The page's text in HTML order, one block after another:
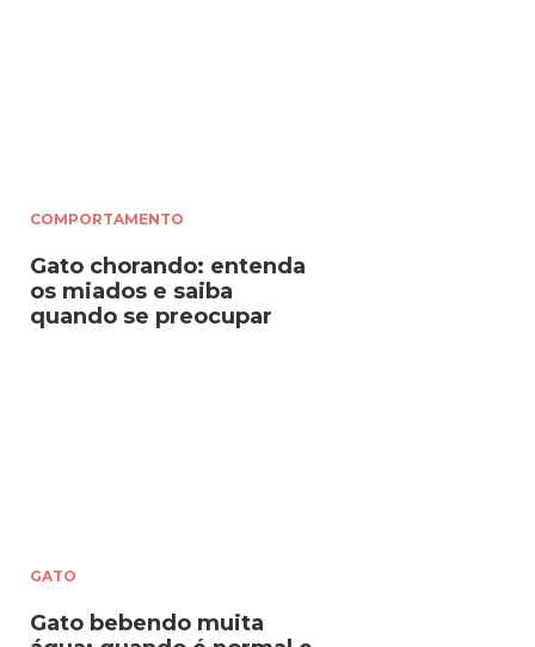
COMPORTAMENTO
Gato chorando: entenda
os miados e saiba
quando se preocupar
GATO
Gato bebendo muita